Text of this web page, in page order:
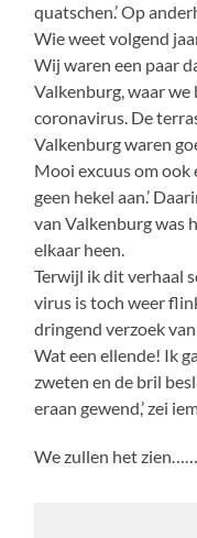
quatschen.’ Op
Wie weet volgend
Wij waren een paar
Valkenburg, waar
coronavirus. De
Valkenburg waren
Mooi excuus om ook
geen hekel aan.’
van Valkenburg was
elkaar heen.
Terwijl ik dit verhaal
virus is toch weer
dringend verzoek
Wat een ellende! Ik
zweten en de bril
eraan gewend,’ zei
We zullen het zien……